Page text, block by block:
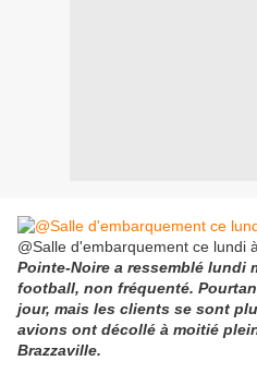
@Salle d'embarquement ce lundi
Pointe-Noire a ressemblé lundi
football, non fréquenté.
jour, mais les clients se sont
avions ont décollé à moitié
Brazzaville.